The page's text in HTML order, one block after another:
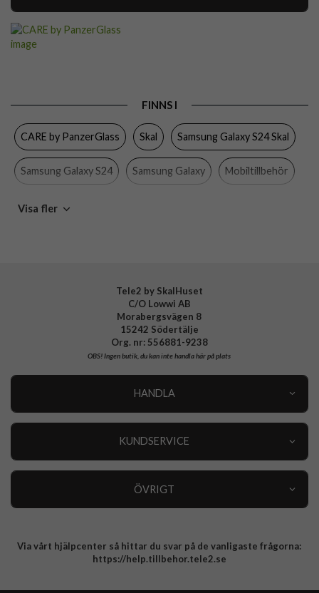
Artikelnummer
Passar till
Färg Svart
Material Hårdplast (PC), Mjukplast (TPU)
Varumärke CARE by PanzerGlass
FINNS I
CARE by PanzerGlass Skal Samsung Galaxy S24 Skal
Samsung Galaxy S24 Samsung Galaxy Mobiltillbehör
Visa fler
Tele2 by SkalHuset
C/O Lowwi AB
Morabergsvägen 8
15242 Södertälje
Org. nr: 556881-9238
OBS!Ingen butik, du kan inte handla här på plats
HANDLA
KUNDSERVICE
ÖVRIGT
Integritetspolicy
Via vårt hjälpcenter så hittar du svar på de vanligaste frågorna:
https://help.tillbehor.tele2.se